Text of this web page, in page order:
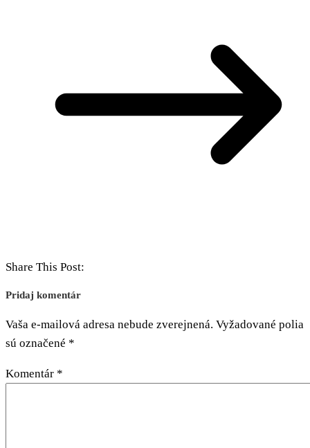
Share This Post:
Pridaj komentár
Vaša e-mailová adresa nebude zverejnená. Vyžadované polia
sú označené *
Komentár *